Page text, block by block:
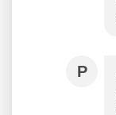
P